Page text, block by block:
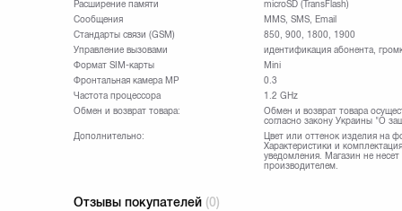
Расширение памяти
microSD (TransFlash)
Сообщения
MMS, SMS, Email
Стандарты связи (GSM)
850, 900, 1800, 1900
Управление вызовами
идентификация абонента,
Формат SIM-карты
Mini
Фронтальная камера МР
0.3
Частота процессора
1.2 GHz
Обмен и возврат товара:
Обмен и возврат товара
согласно закону Украины "О
Дополнительно:
Цвет или оттенок изделия на
Характеристики и
уведомления. Магазин не
производителем.
Отзывы покупателей (0)